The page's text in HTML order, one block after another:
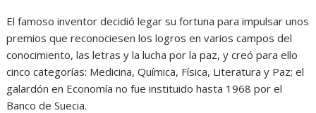
El famoso inventor decidió legar su fortuna para impulsar unos
premios que reconociesen los logros en varios campos del
conocimiento, las letras y la lucha por la paz, y creó para ello
cinco categorías: Medicina, Química, Física, Literatura y Paz; el
galardón en Economía no fue instituido hasta 1968 por el
Banco de Suecia.